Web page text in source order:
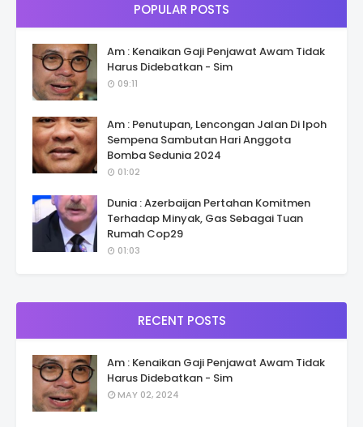
POPULAR POSTS
Am : Kenaikan Gaji Penjawat Awam Tidak
Harus Didebatkan - Sim
09:11
Am : Penutupan, Lencongan Jalan Di Ipoh
Sempena Sambutan Hari Anggota
Bomba Sedunia 2024
01:02
Dunia : Azerbaijan Pertahan Komitmen
Terhadap Minyak, Gas Sebagai Tuan
Rumah Cop29
01:03
RECENT POSTS
Am : Kenaikan Gaji Penjawat Awam Tidak
Harus Didebatkan - Sim
MAY 02, 2024